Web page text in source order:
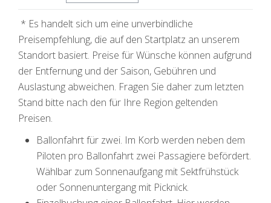
* Es handelt sich um eine unverbindliche
Preisempfehlung, die auf den Startplatz an unserem
Standort basiert. Preise für Wünsche können aufgrund
der Entfernung und der Saison, Gebühren und
Auslastung abweichen. Fragen Sie daher zum letzten
Stand bitte nach den für Ihre Region geltenden
Preisen.
Ballonfahrt für zwei. Im Korb werden neben dem
Piloten pro Ballonfahrt zwei Passagiere befördert.
Wählbar zum Sonnenaufgang mit Sektfrühstück
oder Sonnenuntergang mit Picknick.